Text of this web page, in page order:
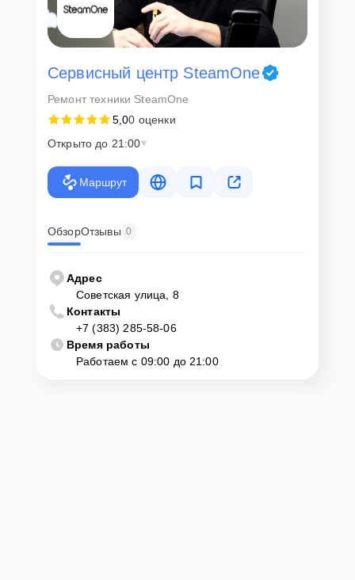
Сервисный центр SteamOne
Ремонт техники SteamOne
5,00 оценки
Открыто до 21:00
Маршрут
ОбзорОтзывы 0
Адрес
Советская улица, 8
Контакты
+7 (383) 285-58-06
Время работы
Работаем с 09:00 до 21:00